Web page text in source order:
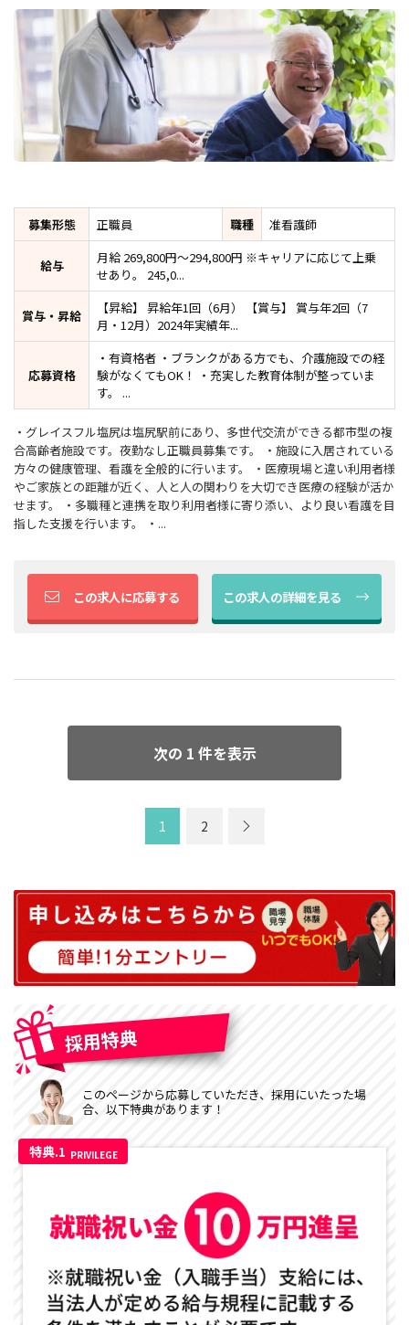
募集形態 正職員 職種 准看護師
給与
月給 269,800円～294,800円 ※キャリアに応じて上乗
せあり。 245,0...
賞与・昇給
【昇給】 昇給年1回（6月） 【賞与】 賞与年2回（7
月・12月）2024年実績年...
応募資格
・有資格者 ・ブランクがある方でも、介護施設での経
験がなくてもOK！ ・充実した教育体制が整っていま
す。 ...
・グレイスフル塩尻は塩尻駅前にあり、多世代交流ができる都市型の複
合高齢者施設です。夜勤なし正職員募集です。 ・施設に入居されている
方々の健康管理、看護を全般的に行います。 ・医療現場と違い利用者様
やご家族との距離が近く、人と人の関わりを大切でき医療の経験が活か
せます。 ・多職種と連携を取り利用者様に寄り添い、より良い看護を目
指した支援を行います。 ・...
この求人に応募する この求人の詳細を見る
次の 1 件を表示
1 2
このページから応募していただき、採用にいたった場
合、以下特典があります！
特典.1 PRIVILEGE